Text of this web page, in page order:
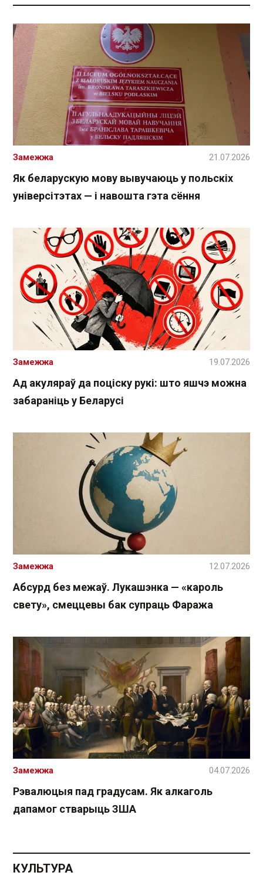
Як беларускую мову вывучаюць у польскіх
універсітэтах — і навошта гэта сёння
Замежжа 21.07.2026
Ад акуляраў да поціску рукі: што яшчэ можна
забараніць у Беларусі
Замежжа 19.07.2026
Абсурд без межаў. Лукашэнка — «кароль
свету», смеццевы бак супраць Фаража
Замежжа 12.07.2026
Рэвалюцыя пад градусам. Як алкаголь
дапамог стварыць ЗША
Замежжа 04.07.2026
КУЛЬТУРА